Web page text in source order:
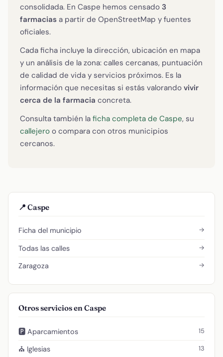
consolidada. En Caspe hemos censado 3
farmacias a partir de OpenStreetMap y fuentes
oficiales.
Cada ficha incluye la dirección, ubicación en mapa
y un análisis de la zona: calles cercanas, puntuación
de calidad de vida y servicios próximos. Es la
información que necesitas si estás valorando vivir
cerca de la farmacia concreta.
Consulta también la ficha completa de Caspe, su
callejero o compara con otros municipios
cercanos.
📍 Caspe
Ficha del municipio →
Todas las calles →
Zaragoza →
Otros servicios en Caspe
🅿️ Aparcamientos 15
⛪ Iglesias 13